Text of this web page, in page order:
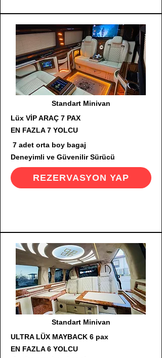
Standart Minivan
Lüx VİP ARAÇ 7 PAX
EN FAZLA 7 YOLCU
7 adet orta boy bagaj
Deneyimli ve Güvenilir Sürücü
REZERVASYON YAP
Standart Minivan
ULTRA LÜX MAYBACK 6 pax
EN FAZLA 6 YOLCU